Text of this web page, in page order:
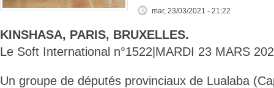
mar, 23/03/2021 - 21:22
KINSHASA, PARIS, BRUXELLES.
Le Soft International n°1522|MARDI 23 MARS
Un groupe de députés provinciaux de Lualaba